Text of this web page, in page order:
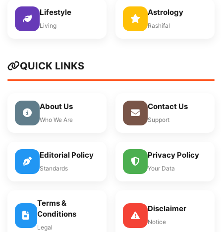
Lifestyle
Living
Astrology
Rashifal
QUICK LINKS
About Us
Who We Are
Contact Us
Support
Editorial Policy
Standards
Privacy Policy
Your Data
Terms &
Conditions
Legal
Disclaimer
Notice